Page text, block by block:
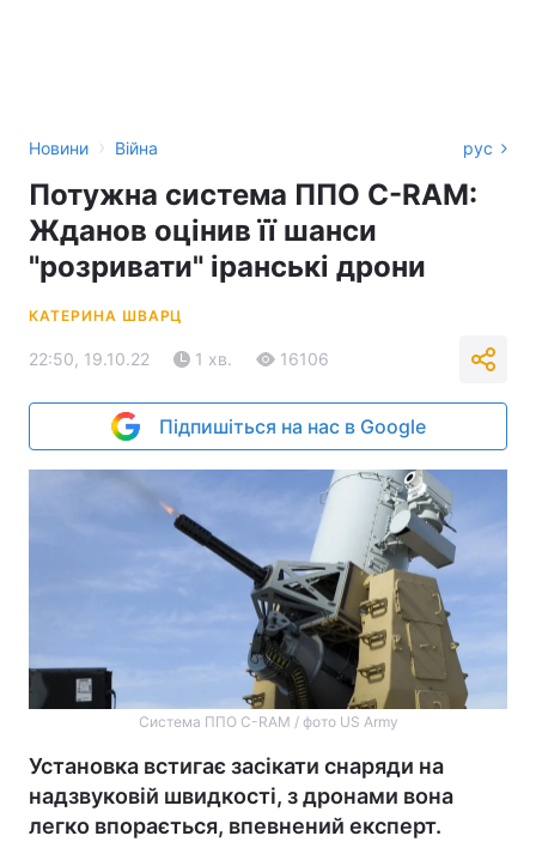
Новини › Війна рус
Потужна система ППО C-RAM:
Жданов оцінив її шанси
"розривати" іранські дрони
КАТЕРИНА ШВАРЦ
22:50, 19.10.22 1 хв. 16106
Підпишіться на нас в Google
Система ППО C-RAM / фото US Army
Установка встигає засікати снаряди на
надзвуковій швидкості, з дронами вона
легко впорається, впевнений експерт.